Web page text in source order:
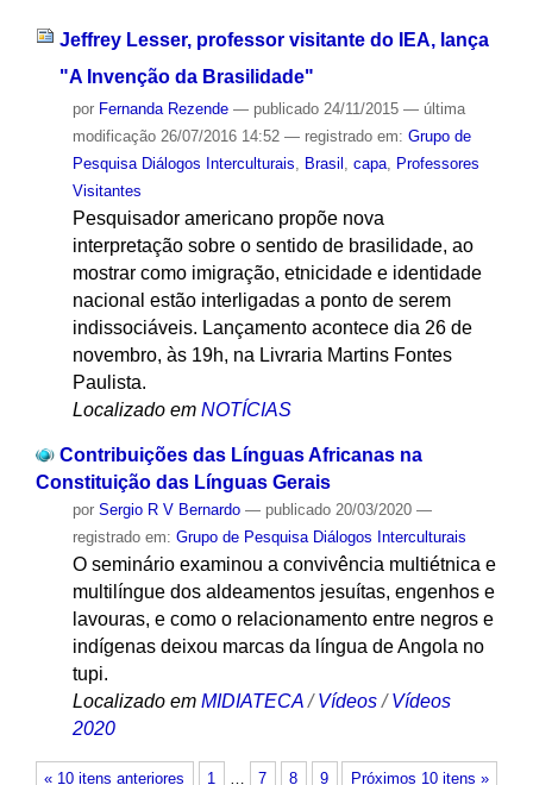
Jeffrey Lesser, professor visitante do IEA, lança
"A Invenção da Brasilidade"
por Fernanda Rezende — publicado24/11/2015 — última
modificação26/07/2016 14:52 — registrado em: Grupo de
Pesquisa Diálogos Interculturais
Brasil capa, Professores
Visitantes
Pesquisador americano propõe nova
interpretação sobre o sentido de brasilidade, ao
mostrar como imigração, etnicidade e identidade
nacional estão interligadas a ponto de serem
indissociáveis. Lançamento acontece dia 26 de
novembro, às 19h, na Livraria Martins Fontes
Paulista.
Localizado em NOTÍCIAS
Contribuições das Línguas Africanas na
Constituição das Línguas Gerais
por Sergio R V Bernardo — publicado20/03/2020 —
registrado em: Grupo de Pesquisa Diálogos Interculturais
O seminário examinou a convivência multiétnica e
multilíngue dos aldeamentos jesuítas, engenhos e
lavouras, e como o relacionamento entre negros e
indígenas deixou marcas da língua de Angola no
tupi.
Localizado em MIDIATECA /Vídeos /Vídeos
2020
« 10 itens anteriores Próximos 10 itens »
1 … 7 8 9